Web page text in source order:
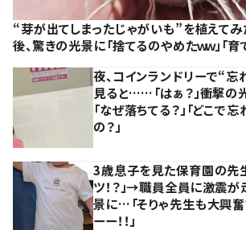
“芽が出てしまったじゃがいも”を植えて
後、驚きの光景に「捨てるのやめたｗｗ」「育
夜、コインランドリーで“忘
見ると……「はぁ？」衝撃の光
「なぜ落ちてる？」「どこで
の？」
3歳息子を見た保育園の先
ツ！？」→職員全員に激震
景に…「そりゃ先生も大興奮
ーー！！」